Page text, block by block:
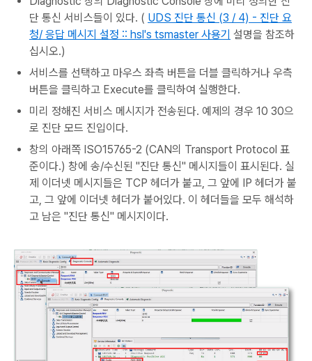
단 통신 서비스들이 있다. ( UDS 진단 통신 (3 / 4) - 진단 요
청/ 응답 메시지 설정 :: hsl's tsmaster 사용기 설명을 참조하
십시오.)
서비스를 선택하고 마우스 좌측 버튼을 더블 클릭하거나 우측
버튼을 클릭하고 Execute를 클릭하여 실행한다.
미리 정해진 서비스 메시지가 전송된다. 예제의 경우 10 30으
로 진단 모드 진입이다.
창의 아래쪽 ISO15765-2 (CAN의 Transport Protocol 표
준이다.) 창에 송/수신된 "진단 통신" 메시지들이 표시된다. 실
제 이더넷 메시지들은 TCP 헤더가 붙고, 그 앞에 IP 헤더가 붙
고, 그 앞에 이더넷 헤더가 붙어있다. 이 헤더들을 모두 해석하
고 남은 "진단 통신" 메시지이다.